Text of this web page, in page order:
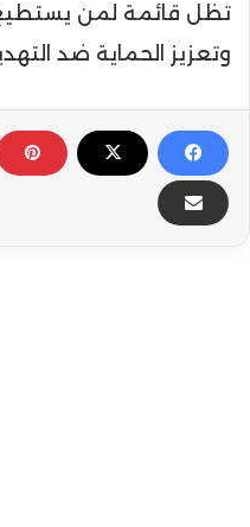
تظل قائمة لمن يستطيع
وتعزيز الحماية ضد